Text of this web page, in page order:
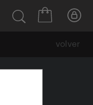
volver